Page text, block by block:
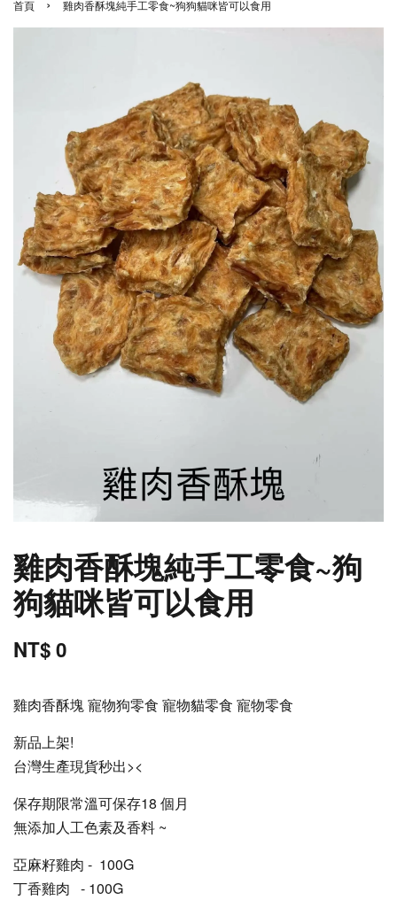
首頁 雞肉香酥塊純手工零食~狗狗貓咪皆可以食用
雞肉香酥塊純手工零食~狗
狗貓咪皆可以食用
NT$ 0
雞肉香酥塊 寵物狗零食 寵物貓零食 寵物零食
新品上架!
台灣生產現貨秒出><
保存期限常溫可保存18 個月
無添加人工色素及香料 ~
亞麻籽雞肉 - 100G
丁香雞肉 - 100G